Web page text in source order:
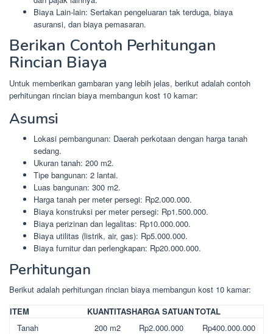
Biaya Lain-lain: Sertakan pengeluaran tak terduga, biaya
asuransi, dan biaya pemasaran.
Berikan Contoh Perhitungan
Rincian Biaya
Untuk memberikan gambaran yang lebih jelas, berikut adalah contoh
perhitungan rincian biaya membangun kost 10 kamar:
Asumsi
Lokasi pembangunan: Daerah perkotaan dengan harga tanah
sedang.
Ukuran tanah: 200 m2.
Tipe bangunan: 2 lantai.
Luas bangunan: 300 m2.
Harga tanah per meter persegi: Rp2.000.000.
Biaya konstruksi per meter persegi: Rp1.500.000.
Biaya perizinan dan legalitas: Rp10.000.000.
Biaya utilitas (listrik, air, gas): Rp5.000.000.
Biaya furnitur dan perlengkapan: Rp20.000.000.
Perhitungan
Berikut adalah perhitungan rincian biaya membangun kost 10 kamar:
ITEM
KUANTITASHARGA SATUANTOTAL
Tanah
200 m2 Rp2.000.000
Rp400.000.000